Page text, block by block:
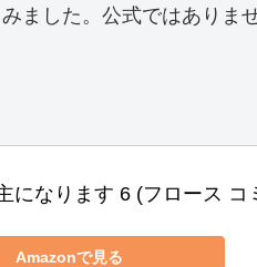
ました。公式ではありま
になります 6 (フロース コ
Amazonで見る